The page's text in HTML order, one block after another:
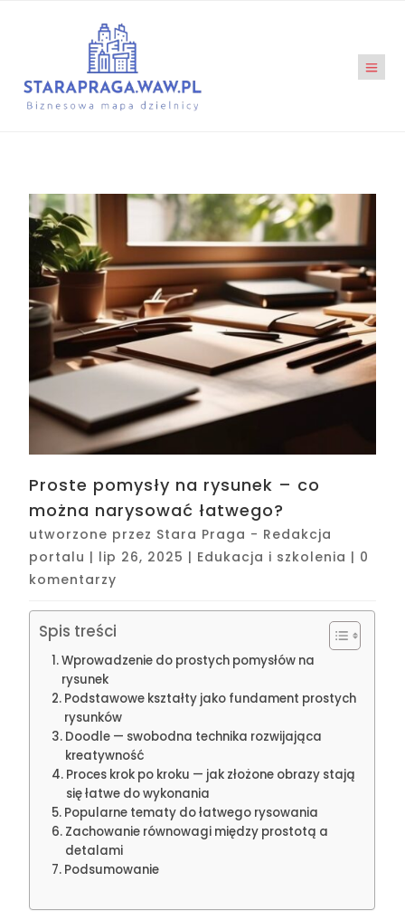
Proste pomysły na rysunek – co
można narysować łatwego?
utworzone przez Stara Praga - Redakcja
portalu | lip 26, 2025 | Edukacja i szkolenia | 0
komentarzy
Spis treści
Wprowadzenie do prostych pomysłów na
rysunek
Podstawowe kształty jako fundament prostych
rysunków
Doodle — swobodna technika rozwijająca
kreatywność
Proces krok po kroku — jak złożone obrazy stają
się łatwe do wykonania
Popularne tematy do łatwego rysowania
Zachowanie równowagi między prostotą a
detalami
Podsumowanie